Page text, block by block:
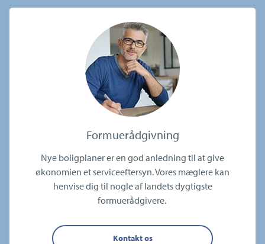
Formuerådgivning
Nye boligplaner er en god anledning til at give
økonomien et serviceeftersyn. Vores mæglere kan
henvise dig til nogle af landets dygtigste
formuerådgivere.
Kontakt os